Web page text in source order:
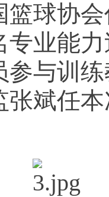
篮球协
专业能
参与训
张斌任